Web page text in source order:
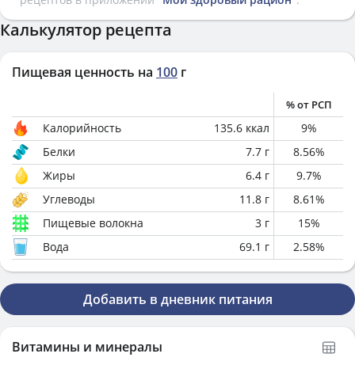
Калькулятор рецепта
Пищевая ценность на 100 г
% от РСП
Калорийность 135.6 ккал 9%
Белки
7.7 г 8.56%
Жиры
6.4 г 9.7%
Углеводы
11.8 г 8.61%
Пищевые волокна
3 г 15%
Вода
69.1 г 2.58%
Добавить в дневник питания
Витамины и минералы